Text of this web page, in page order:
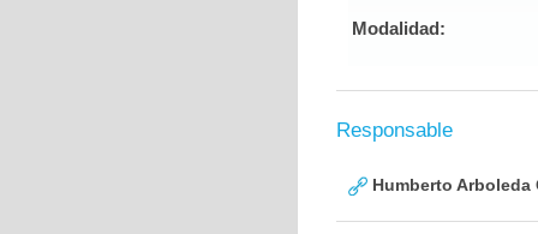
Modalidad:
Responsable
Humberto Arboleda